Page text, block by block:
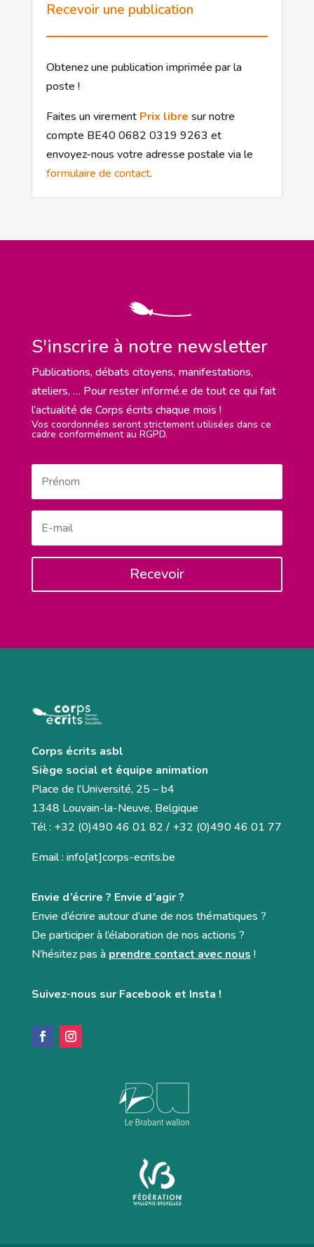
Recevoir une publication
Obtenez une publication imprimée par la
poste !
Faites un virement Prix libre sur notre
compte BE40 0682 0319 9263 et
envoyez-nous votre adresse postale via le
formulaire de contact.
S'inscrire à notre newsletter
Publications, débats citoyens, manifestations,
ateliers, … Pour rester informé.e de tout ce qui fait
l’actualité de Corps écrits chaque mois !
Vos coordonnées seront strictement utilisées dans ce
cadre conformément au RGPD.
Recevoir
Corps écrits asbl
Siège social et équipe animation
Place de l’Université, 25 – b4
1348 Louvain-la-Neuve, Belgique
Tél : +32 (0)490 46 01 82 / +32 (0)490 46 01 77
Email : info[at]corps-ecrits.be
Envie d’écrire ? Envie d’agir ?
Envie d’écrire autour d’une de nos thématiques ?
De participer à l’élaboration de nos actions ?
N’hésitez pas à prendre contact avec nous !
Suivez-nous sur Facebook et Insta !